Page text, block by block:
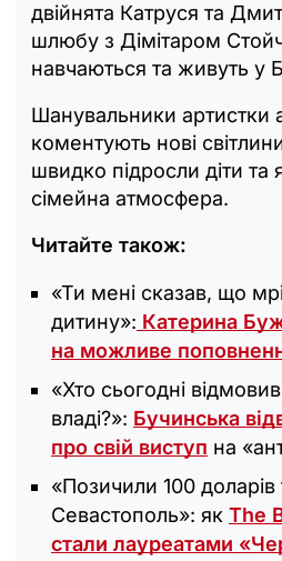
двійнята Катруся та
шлюбу з Дімітаром
навчаються та живуть у
Шанувальники артистки
коментують нові
швидко підросли діти та
сімейна атмосфера.
Читайте також:
«Ти мені сказав, що
дитину»: Катерина
на можливе
«Хто сьогодні
владі?»: Бучинська
про свій виступ на
«Позичили 100
Севастополь»: як The
стали лауреатами